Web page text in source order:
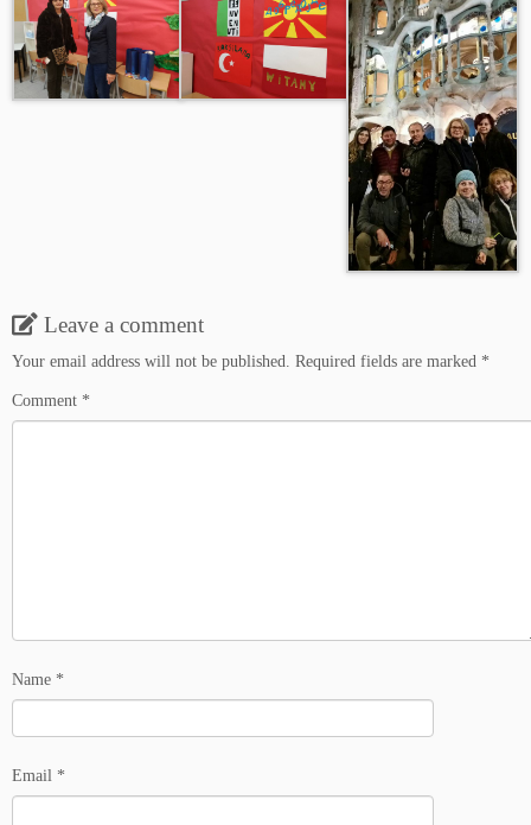
Leave a comment
Your email address will not be published. Required fields are marked *
Comment *
Name *
Email *